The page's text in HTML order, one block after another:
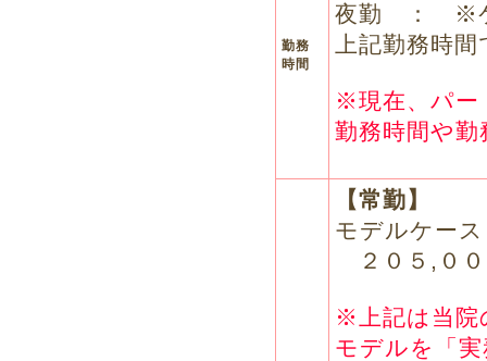
勤務
時間
夜勤 ： ※ケ
上記勤務時
※現在、パー
勤務時間や
【常勤】
モデルケー
２０５,０
※上記は当院
モデルを「